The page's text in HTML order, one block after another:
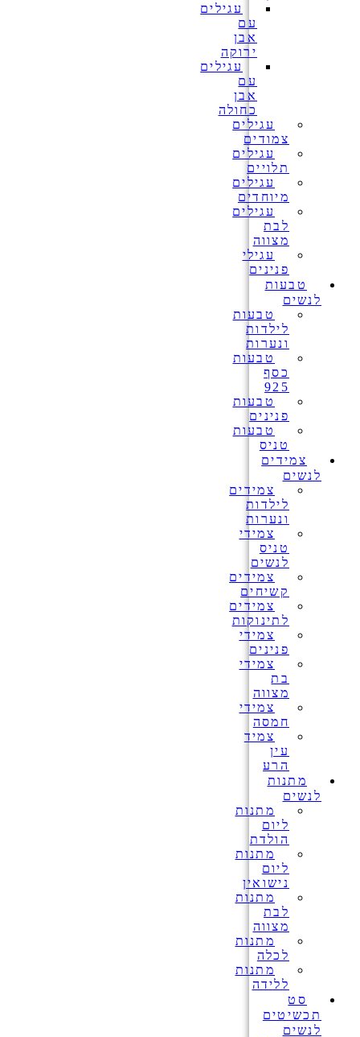
עגילים
עם
אבן
ירוקה
עגילים
עם
אבן
כחולה
עגילים
צמודים
עגילים
תלויים
עגילים
מיוחדים
עגילים
לבת
מצווה
עגילי
פנינים
טבעות
לנשים
טבעות
לילדות
ונערות
טבעות
כסף
925
טבעות
פנינים
טבעות
טניס
צמידים
לנשים
צמידים
לילדות
ונערות
צמידי
טניס
לנשים
צמידים
קשיחים
צמידים
לתינוקות
צמידי
פנינים
צמידי
בת
מצווה
צמידי
חמסה
צמיד
עין
הרע
מתנות
לנשים
מתנות
ליום
הולדת
מתנות
ליום
נישואין
מתנות
לבת
מצווה
מתנות
לכלה
מתנות
ללידה
סט
תכשיטים
לנשים